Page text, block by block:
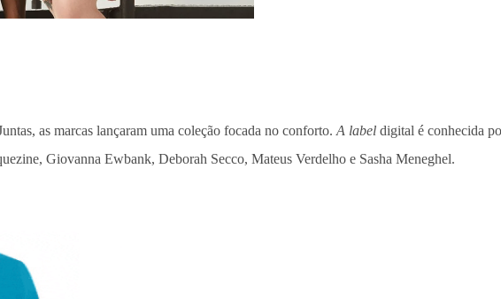
as marcas lançaram uma coleção focada no conforto. A label digital é conhecida
Giovanna Ewbank, Deborah Secco, Mateus Verdelho e Sasha Meneghel.